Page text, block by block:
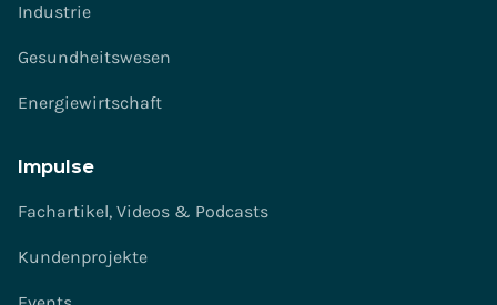
d
s
Industrie
Gesundheitswesen
Energiewirtschaft
Impulse
Fachartikel, Videos & Podcasts
Kundenprojekte